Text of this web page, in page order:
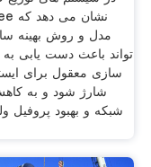
مدل و روش بهینه
تواند باعث دست یابی به
سازی معقول برای
شارژ شود و به
شبکه و بهبود پروفیل